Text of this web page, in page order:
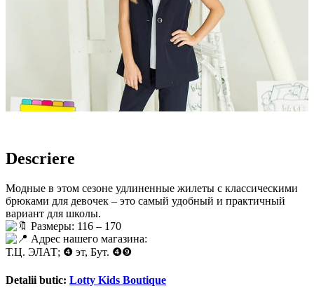
Descriere
Модные в этом сезоне удлиненные жилеты с классическими
брюками для девочек – это самый удобный и практичный
вариант для школы.
Размеры: 116 – 170
Адрес нашего магазина:
Т.Ц. ЭЛАТ; ❹ эт, Бут. ❹❾
Detalii butic: Lotty Kids Boutique